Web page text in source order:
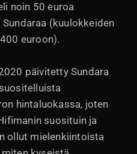
noin 50 euroa
(kuulokkeiden
euroon).
päivitetty Sundara
hintaluokassa, joten
suosituin ja
ollut mielenkiintoista